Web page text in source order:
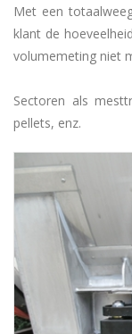
Met een
klant de
volumemeting niet
Sectoren als
pellets, enz.